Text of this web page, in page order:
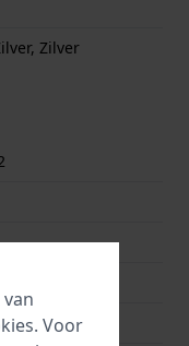
Zilver
staal
. Voor